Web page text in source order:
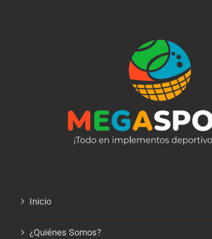
Inicio
¿Quiénes Somos?